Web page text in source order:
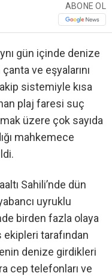
ABONE OL
gün içinde denize
ve eşyalarını
sistemiyle kısa
plaj faresi suç
üzere çok sayıda
mahkemece
Sahili’nde dün
uyruklu
birden fazla olaya
ekipleri tarafından
denize girdikleri
cep telefonları ve